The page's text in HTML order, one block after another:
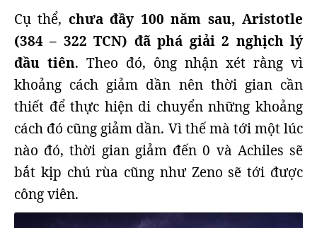
Cụ thể, chưa đầy 100 năm sau, Aristotle
(384 – 322 TCN) đã phá giải 2 nghịch lý
đầu tiên. Theo đó, ông nhận xét rằng vì
khoảng cách giảm dần nên thời gian cần
thiết để thực hiện di chuyển những khoảng
cách đó cũng giảm dần. Vì thế mà tới một lúc
nào đó, thời gian giảm đến 0 và Achiles sẽ
bắt kịp chú rùa cũng như Zeno sẽ tới được
công viên.